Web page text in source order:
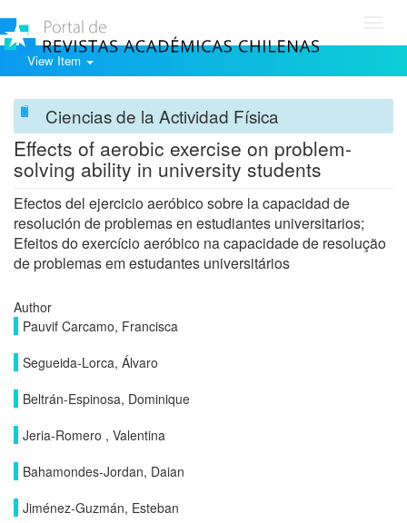
View Item
Ciencias de la Actividad Física
Effects of aerobic exercise on problem-
solving ability in university students
Efectos del ejercicio aeróbico sobre la capacidad de
resolución de problemas en estudiantes universitarios;
Efeitos do exercício aeróbico na capacidade de resolução
de problemas em estudantes universitários
Author
Pauvif Carcamo, Francisca
Segueida-Lorca, Álvaro
Beltrán-Espinosa, Dominique
Jeria-Romero , Valentina
Bahamondes-Jordan, Daian
Jiménez-Guzmán, Esteban